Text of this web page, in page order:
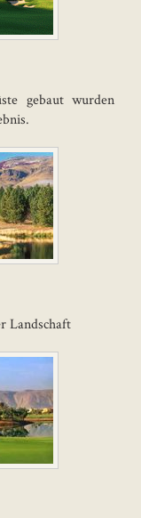
gebaut wurden
Landschaft